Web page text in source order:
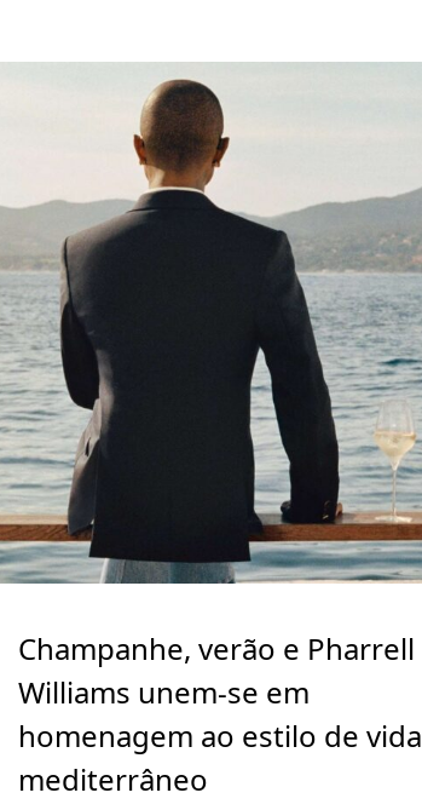
Champanhe, verão e Pharrell
Williams unem-se em
homenagem ao estilo de vida
mediterrâneo